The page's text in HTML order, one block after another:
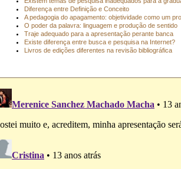
Diferença entre Definição e Conceito
A pedagogia do apagamento: objetividade como um
O poder da palavra: linguagem e produção de sentido
Traje adequado para a apresentação perante banca
Existe diferença entre busca e pesquisa na Internet?
Livros de edições diferentes na revisão bibliográfica